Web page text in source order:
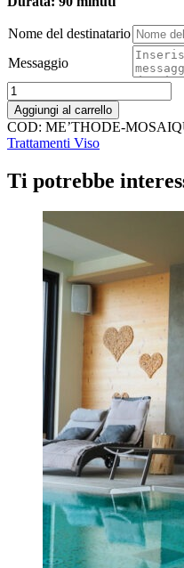
Nome del destinatario
Messaggio
Trattamento
ME’THODE
MOSAIQUE
MODELANTE
quantità
Aggiungi al carrello
COD: ME’THODE-
Trattamenti Viso
Ti potrebbe